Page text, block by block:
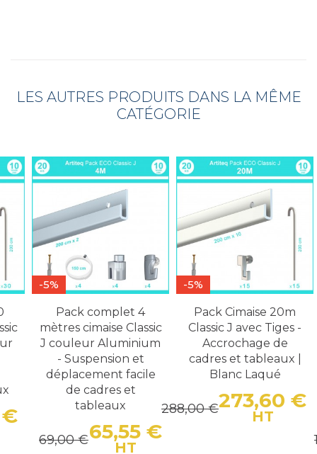
LES AUTRES PRODUITS DANS LA MÊME
CATÉGORIE
Cimaise 20m
J avec Tiges -
de
et tableaux |
Laqué
Prix
273,60 €
Prix de base
-5%
Pack complet 6
mètres cimaise Classic
J avec tiges couleur
Blanc laqué -
Accrochage de
cadres et tableaux
avec tige
108,30 €
Prix de base
114,00 €
Pack
mètres
J
laqué -